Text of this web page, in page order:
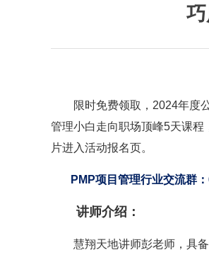
限时免费领取，2024年度公
管理小白走向职场顶峰5天课
片进入活动报名页。
PMP项目管理行业交流群
讲师介绍：
慧翔天地讲师彭老师，具备